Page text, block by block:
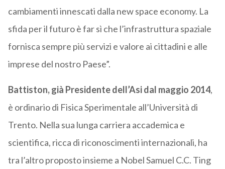
cambiamenti innescati dalla new space economy. La
sfida per il futuro è far sì che l’infrastruttura spaziale
fornisca sempre più servizi e valore ai cittadini e alle
imprese del nostro Paese”.
Battiston, già Presidente dell’Asi dal maggio 2014,
è ordinario di Fisica Sperimentale all’Università di
Trento. Nella sua lunga carriera accademica e
scientifica, ricca di riconoscimenti internazionali, ha
tra l’altro proposto insieme a Nobel Samuel C.C. Ting